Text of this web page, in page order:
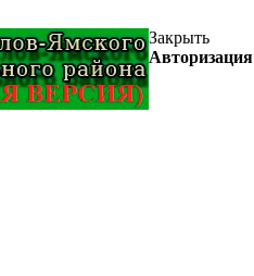
Закрыть
Авторизация